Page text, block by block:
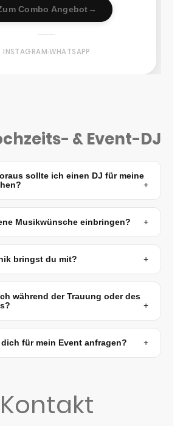
Combo Angebot →
INSTAGRAM WHATSAPP
& Event-DJ
sollte ich einen DJ für meine
Musikwünsche einbringen?
bringst du mit?
während der Trauung oder des
für mein Event anfragen?
Kontakt